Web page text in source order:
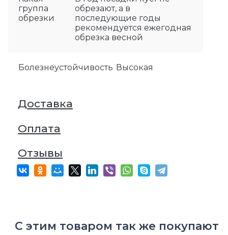
группа
обрезки
обрезают, а в
последующие годы
рекомендуется ежегодная
обрезка весной
Болезнеустойчивость Высокая
Доставка
Оплата
Отзывы
С этим товаром так же покупают